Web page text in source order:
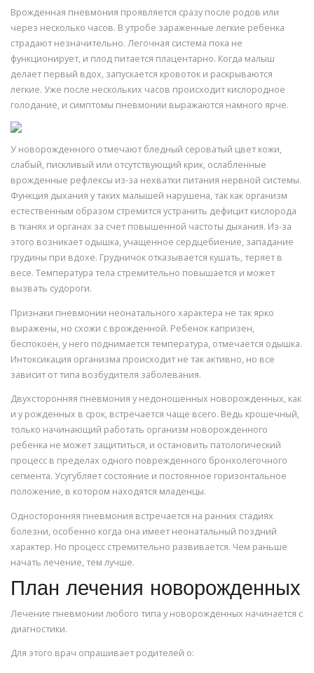
Врожденная пневмония проявляется сразу после родов или
через несколько часов. В утробе зараженные легкие ребенка
страдают незначительно. Легочная система пока не
функционирует, и плод питается плацентарно. Когда малыш
делает первый вдох, запускается кровоток и раскрываются
легкие. Уже после нескольких часов происходит кислородное
голодание, и симптомы пневмонии выражаются намного ярче.
У новорожденного отмечают бледный сероватый цвет кожи,
слабый, пискливый или отсутствующий крик, ослабленные
врожденные рефлексы из-за нехватки питания нервной системы.
Функция дыхания у таких малышей нарушена, так как организм
естественным образом стремится устранить дефицит кислорода
в тканях и органах за счет повышенной частоты дыхания. Из-за
этого возникает одышка, учащенное сердцебиение, западание
грудины при вдохе. Грудничок отказывается кушать, теряет в
весе. Температура тела стремительно повышается и может
вызвать судороги.
Признаки пневмонии неонатального характера не так ярко
выражены, но схожи с врожденной. Ребенок капризен,
беспокоен, у него поднимается температура, отмечается одышка.
Интоксикация организма происходит не так активно, но все
зависит от типа возбудителя заболевания.
Двухсторонняя пневмония у недоношенных новорожденных, как
и у рожденных в срок, встречается чаще всего. Ведь крошечный,
только начинающий работать организм новорожденного
ребенка не может защититься, и остановить патологический
процесс в пределах одного поврежденного бронхолегочного
сегмента. Усугубляет состояние и постоянное горизонтальное
положение, в котором находятся младенцы.
Односторонняя пневмония встречается на ранних стадиях
болезни, особенно когда она имеет неонатальный поздний
характер. Но процесс стремительно развивается. Чем раньше
начать лечение, тем лучше.
План лечения новорожденных
Лечение пневмонии любого типа у новорожденных начинается с
диагностики.
Для этого врач опрашивает родителей о: